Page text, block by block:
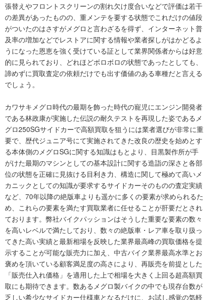
張替えやフロントスクリーンの割れ欠け度合いなどで評価は若干
の差異があったものの、重メンテを要する状態でこれだけの値段
がついたのはさすがメグロと言わざるを得ず、インターネット普
及率の増加などでレストアに関する情報や業者探しがはかどるよ
うになった恩恵を強く受けている証として業界関係者からは好意
的に見られており、どれほどボロボロの状態であったとしても、
諦めずに買取査定の依頼だけでも出す価値のある車種だと言える
でしょう。
カワサキメグロ時代の最期を飾った時代の寵児にエンジン開発者
である林政康が実施した伝説の耐久テストを再現した姿であるメ
グロ250SGサイドカーで高額買取を狙うには業者選びが非常に重
要で、歴代ジュニア号にて実施されてきた改良の歴史を始めとす
る本体側のメグロSGに関する知識はもとより、目黒製作所が手
がけた最期のマシンとしての基本設計に関する造詣の深さと各部
位の状態を正確に見抜ける目利き力、構造に関して極めて高いメ
カニックとしての知識が要求するサイドカーそのものの査定実績
など、70年以降の絶版車よりも遥かに多くの要素が求められるた
め、これらの要素を満たす買取業者に任せることが肝要だとされ
ております。弊社バイクパッションはそうした重要な要素の数々
を高いレベルで満たしており、数々の絶版車・レア車を取り扱っ
てきた高い実績と最新相場を反映した業界最高峰の買取価格を提
示することが可能な販売力に加え、中古バイク業界最高水準とお
褒めを頂いている顧客満足度の高さにより、再販売を前提とした
「販売仕入れ価格」を適用した上で相場を大きく上回る超高額買
取にも期待できます。数あるメグロ製バイクの中でも現存台数が
乏しい希少なサイドカー仕様車となるだけに、お試し感覚の気軽